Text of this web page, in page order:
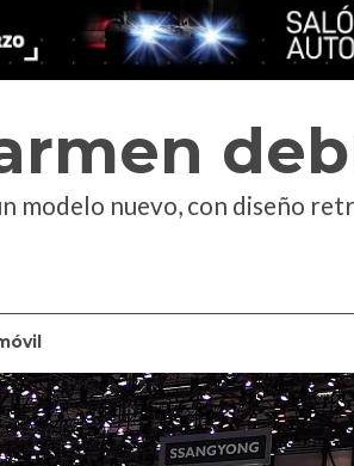
modelo nuevo, con diseño